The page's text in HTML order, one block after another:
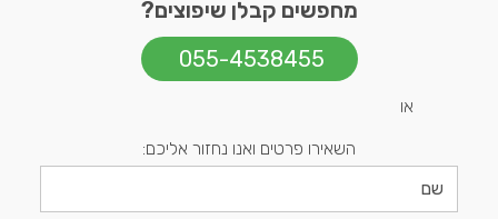
מחפשים קבלן שיפוצים?
055-4538455
או
השאירו פרטים ואנו נחזור אליכם: